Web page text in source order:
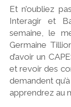
Et n’oubliez
Interagir et
semaine, le
Germaine
d’avoir un
et revoir des
demandent
apprendrez au